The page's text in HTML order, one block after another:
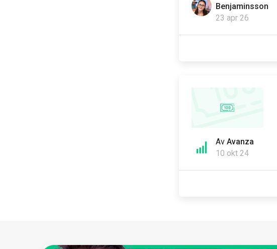
Benjaminsson
23 apr 26
Av Avanza
10 okt 24